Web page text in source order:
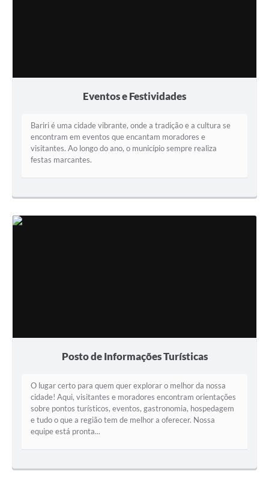
Eventos e Festividades
Bariri é uma cidade vibrante, onde a tradição e a cultura se
encontram em eventos que encantam moradores e
visitantes. Ao longo do ano, o município sempre realiza
festas marcantes.
Posto de Informações Turísticas
O lugar certo para quem quer explorar o melhor da nossa
cidade! Aqui, visitantes e moradores encontram orientações
sobre pontos turísticos, eventos, gastronomia, hospedagem
e tudo o que a região tem de melhor a oferecer. Nossa
equipe está pronta...